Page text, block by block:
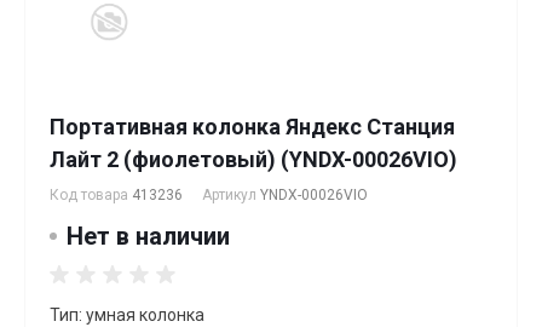
Портативная колонка Яндекс Станция
Лайт 2 (фиолетовый) (YNDX-00026VIO)
Код товара 413236 Артикул YNDX-00026VIO
Нет в наличии
Тип: умная колонка